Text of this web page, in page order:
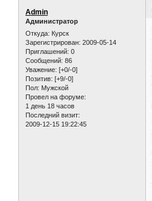
Admin
Администратор
Откуда: Курск
Зарегистрирован: 2009-05-14
Приглашений: 0
Сообщений: 86
Уважение: [+0/-0]
Позитив: [+9/-0]
Пол: Мужской
Провел на форуме:
1 день 18 часов
Последний визит:
2009-12-15 19:22:45